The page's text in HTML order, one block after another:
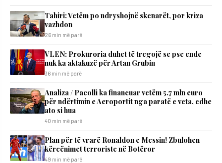
Tahiri: Vetëm po ndryshojnë skenarët, por kriza
vazhdon
26 min më parë
VLEN: Prokuroria duhet të tregojë se pse ende
nuk ka aktakuzë për Artan Grubin
36 min më parë
Analiza / Pacolli ka financuar vetëm 5.7 mln euro
për ndërtimin e Aeroportit nga paratë e veta, edhe
ato si hua
40 min më parë
Plan për të vrarë Ronaldon e Messin! Zbulohen
kërcënimet terroriste në Botëror
49 min më parë